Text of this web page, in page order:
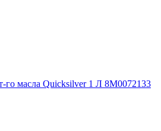
го масла Quicksilver 1 Л 8M0072133